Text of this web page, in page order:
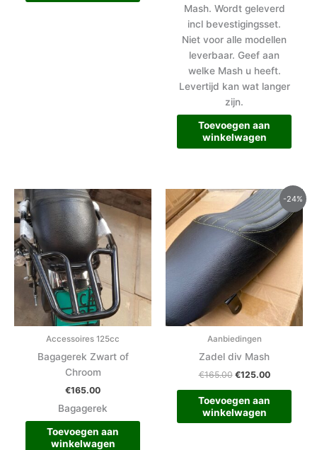
Mash. Wordt geleverd
incl bevestigingsset.
Niet voor alle modellen
leverbaar. Geef aan
welke Mash u heeft.
Levertijd kan wat langer
zijn.
Toevoegen aan
winkelwagen
Accessoires 125cc
Bagagerek Zwart of
Chroom
€165.00
Bagagerek
Toevoegen aan
winkelwagen
-24%
Aanbiedingen
Zadel div Mash
€165.00
Oorspronkelijke
prijs
was:
€165.00.
€125.00
Huidige
prijs
is:
€125.00.
Toevoegen aan
winkelwagen